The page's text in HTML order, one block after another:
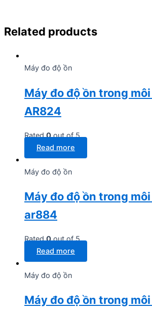
Related products
Máy đo độ ồn
Máy đo độ ồn trong
AR824
Rated0out of 5
Read more
Máy đo độ ồn
Máy đo độ ồn trong
ar884
Rated0out of 5
Read more
Máy đo độ ồn
Máy đo độ ồn trong